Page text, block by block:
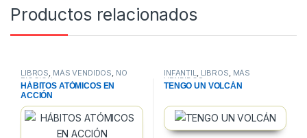
Productos relacionados
LIBROS, MÁS VENDIDOS, NO
FICCION
HÁBITOS ATÓMICOS EN
ACCIÓN
INFANTIL, LIBROS, MÁS
VENDIDOS
TENGO UN VOLCÁN